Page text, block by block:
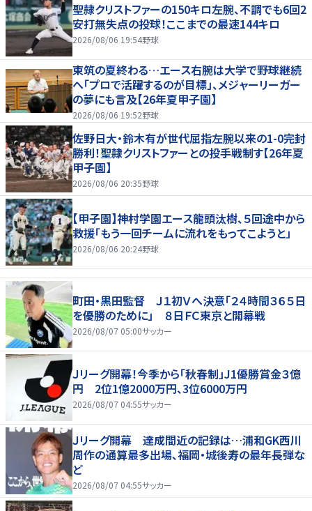
聖隷クリストファーの150キロ左腕、不調でも6回2
安打無失点の投球！ここまでの最速144キロ
2026/08/06 19:54野球
東筑の夏終わる…エース右腕は大学で野球継続
へ「プロで活躍するのが目標」、メジャーリーガー
の夢にも言及【26年夏甲子園】
2026/08/06 19:52野球
佐野日大・鈴木有が世代屈指左腕以来の1-0完封
勝利！聖隷クリストファーとの投手戦制す【26年夏
甲子園】
2026/08/06 20:35野球
【甲子園】神村学園エース龍頭汰樹、５回途中から
救援「もう一回チームに流れをもってこようと」
2026/08/06 20:24野球
町田・黒田監督 Ｊ１初Ｖへ決意「２４時間３６５日
を優勝のために」 ８日ＦＣ東京と開幕戦
2026/08/07 05:00サッカー
Ｊリーグ開幕！今季から「秋春制」J1優勝賞金３億
円 2位1億2000万円、3位6000万円
2026/08/07 04:55サッカー
Ｊリーグ開幕 達成間近の記録は…浦和GK西川
周作の通算最多出場、福岡・城後寿の最年長弾な
ど
2026/08/07 04:55サッカー